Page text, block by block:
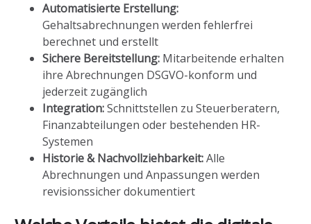
Automatisierte Erstellung:
Gehaltsabrechnungen werden fehlerfrei
berechnet und erstellt
Sichere Bereitstellung: Mitarbeitende erhalten
ihre Abrechnungen DSGVO-konform und
jederzeit zugänglich
Integration:Schnittstellen zu Steuerberatern,
Finanzabteilungen oder bestehenden HR-
Systemen
Historie & Nachvollziehbarkeit:Alle
Abrechnungen und Anpassungen werden
revisionssicher dokumentiert